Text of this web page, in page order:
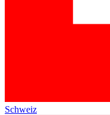
Schweiz